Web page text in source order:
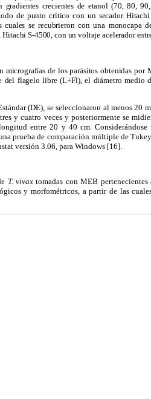
gradientes crecientes de etanol (70, 80,
de punto crítico con un secador
se recubrieron con una monocapa
S-4500, con un voltaje acelerador
micrografías de los parásitos obtenidas
flagelo libre (L+Fl), el diámetro medio
(DE), se seleccionaron al menos 20
y cuatro veces y posteriormente se
entre 20 y 40 cm.
prueba de comparación múltiple de
versión 3.06, para Windows [16].
T. vivaxtomadas con MEB pertenecientes
y morfométricos, a partir de las